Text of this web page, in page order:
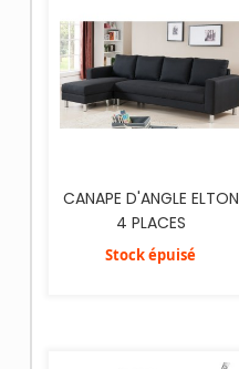
CANAPE D'ANGLE ELTON
4 PLACES
Stock épuisé